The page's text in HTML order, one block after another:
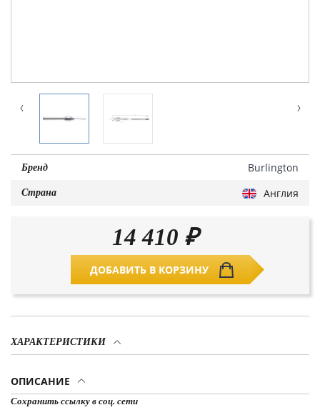
Бренд Burlington
Страна Англия
14 410 ₽
ДОБАВИТЬ В КОРЗИНУ
ХАРАКТЕРИСТИКИ
ОПИСАНИЕ
Сохранить ссылку в соц. сети